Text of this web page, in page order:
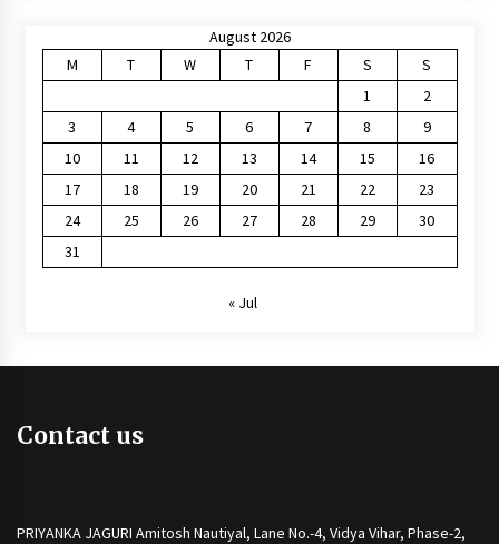
August 2026
M
T W T F S
S
1
2
3
4 5 6 7 8
9
10
11 12 13 14 15
16
17
18 19 20 21 22
23
24
25 26 27 28 29
30
31
« Jul
Contact us
PRIYANKA JAGURI Amitosh Nautiyal, Lane No.-4, Vidya Vihar, Phase-2,